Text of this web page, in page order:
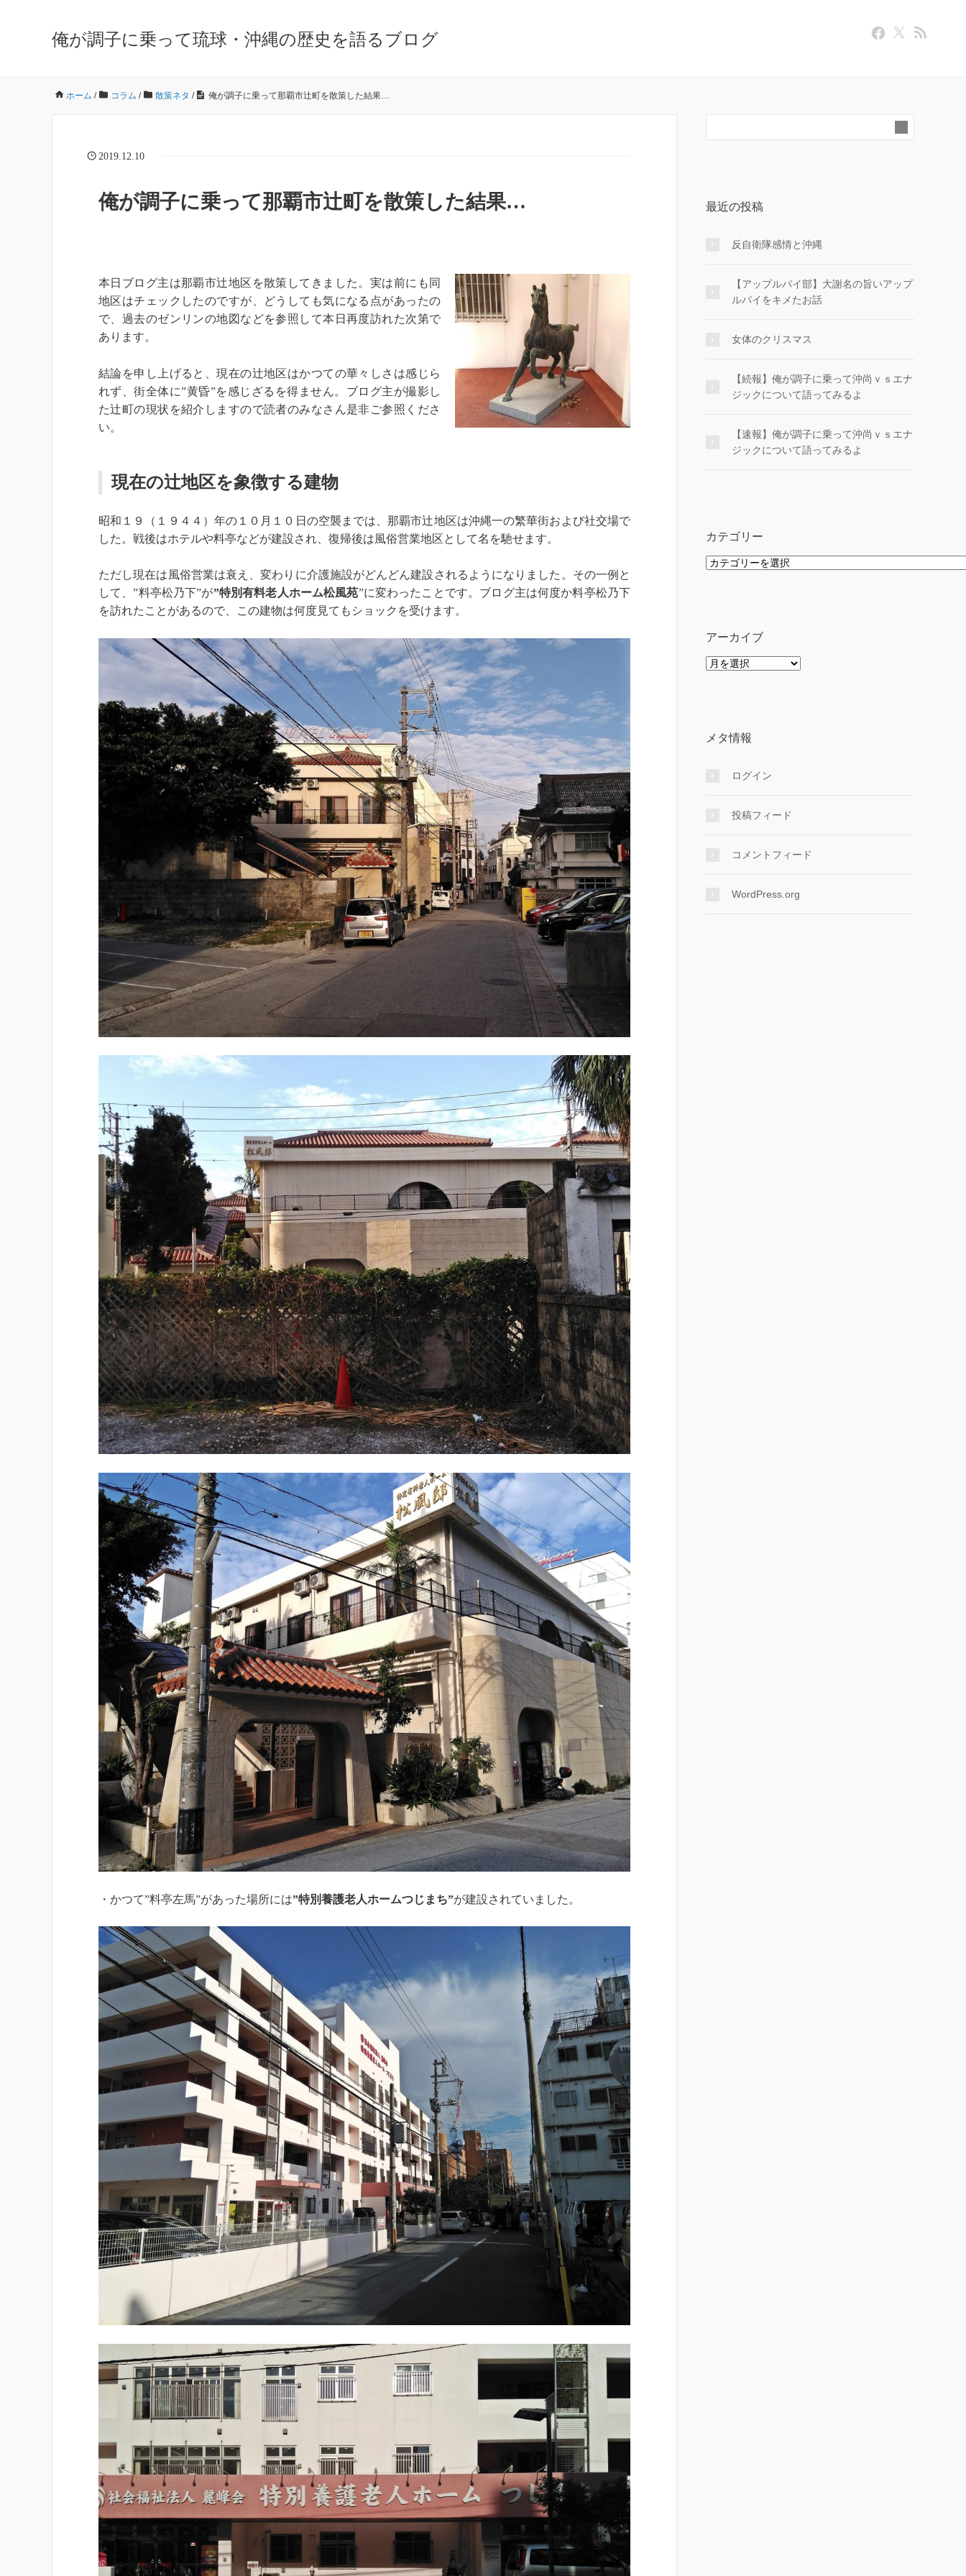
俺が調子に乗って琉球・沖縄の歴史を語るブログ
ホーム / コラム / 散策ネタ / 俺が調子に乗って那覇市辻町を散策した結果…
2019.12.10
俺が調子に乗って那覇市辻町を散策した結果…
本日ブログ主は那覇市辻地区を散策してきました。実は前にも同
地区はチェックしたのですが、どうしても気になる点があったの
で、過去のゼンリンの地図などを参照して本日再度訪れた次第で
あります。
結論を申し上げると、現在の辻地区はかつての華々しさは感じら
れず、街全体に”黄昏”を感じざるを得ません。ブログ主が撮影し
た辻町の現状を紹介しますので読者のみなさん是非ご参照くださ
い。
現在の辻地区を象徴する建物
昭和１９（１９４４）年の１０月１０日の空襲までは、那覇市辻地区は沖縄一の繁華街および社交場で
した。戦後はホテルや料亭などが建設され、復帰後は風俗営業地区として名を馳せます。
ただし現在は風俗営業は衰え、変わりに介護施設がどんどん建設されるようになりました。その一例と
して、”料亭松乃下”が”特別有料老人ホーム松風苑”に変わったことです。ブログ主は何度か料亭松乃下
を訪れたことがあるので、この建物は何度見てもショックを受けます。
・かつて”料亭左馬”があった場所には”特別養護老人ホームつじまち”が建設されていました。
最近の投稿
反自衛隊感情と沖縄
【アップルパイ部】大謝名の旨いアップ
ルパイをキメたお話
女体のクリスマス
【続報】俺が調子に乗って沖尚ｖｓエナ
ジックについて語ってみるよ
【速報】俺が調子に乗って沖尚ｖｓエナ
ジックについて語ってみるよ
カテゴリー
カ
アーカイブ
ア
メタ情報
ログイン
投稿フィード
コメントフィード
WordPress.org